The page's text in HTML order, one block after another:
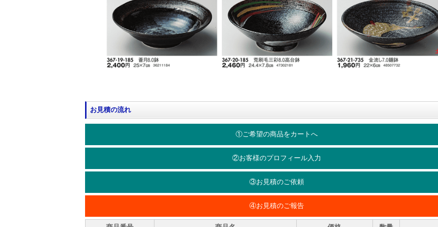
お見積の流れ
①ご希望の商品をカートへ
②お客様のプロフィール入力
③お見積のご依頼
④お見積のご報告